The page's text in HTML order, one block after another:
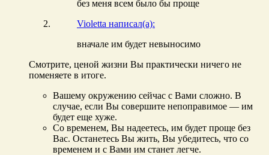
без меня всем было бы проще
Violetta написал(а):
вначале им будет невыносимо
Смотрите, ценой жизни Вы практически ничего не
поменяете в итоге.
Вашему окружению сейчас с Вами сложно. В
случае, если Вы совершите непоправимое — им
будет еще хуже.
Со временем, Вы надеетесь, им будет проще без
Вас. Останетесь Вы жить, Вы убедитесь, что со
временем и с Вами им станет легче.